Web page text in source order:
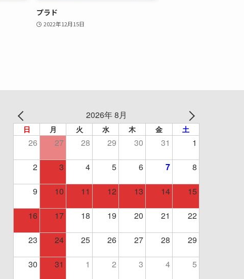
プラド
2022年12月15日
2026年 8月
日 月 火 水 木 金 土
26 27 28 29 30 31 1
2 3 4 5 6 7 8
9 10 11 12 13 14 15
16 17 18 19 20 21 22
23 24 25 26 27 28 29
30 31 1 2 3 4 5